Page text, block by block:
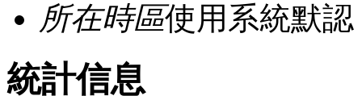
所在時區使用系統默認
統計信息